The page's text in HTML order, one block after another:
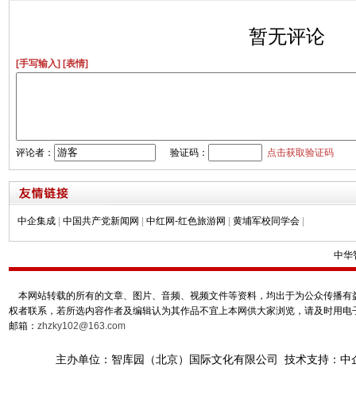
暂无评论
[手写输入] [表情]
评论者： 验证码： 点击获取验证码
中企集成 中国共产党新闻网 中红网-红色旅游网 黄埔军校同学会
中华
本网站转载的所有的文章、图片、音频、视频文件等资料，均出于为公众传播
权者联系，若所选内容作者及编辑认为其作品不宜上本网供大家浏览，请及时用
邮箱： zhzky102@163.com
主办单位：智库园（北京）国际文化有限公司 技术支持：